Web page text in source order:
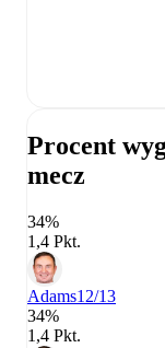
Procent
mecz
34%
1,4 Pkt.
Adams12/13
34%
1,4 Pkt.